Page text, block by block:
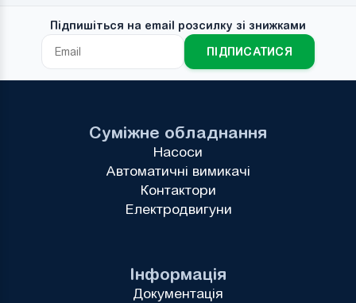
Підпишіться на email розсилку зі знижками
ПІДПИСАТИСЯ
Інформація
Документація
Суміжне обладнання
Насоси
Автоматичні вимикачі
Контактори
Електродвигуни